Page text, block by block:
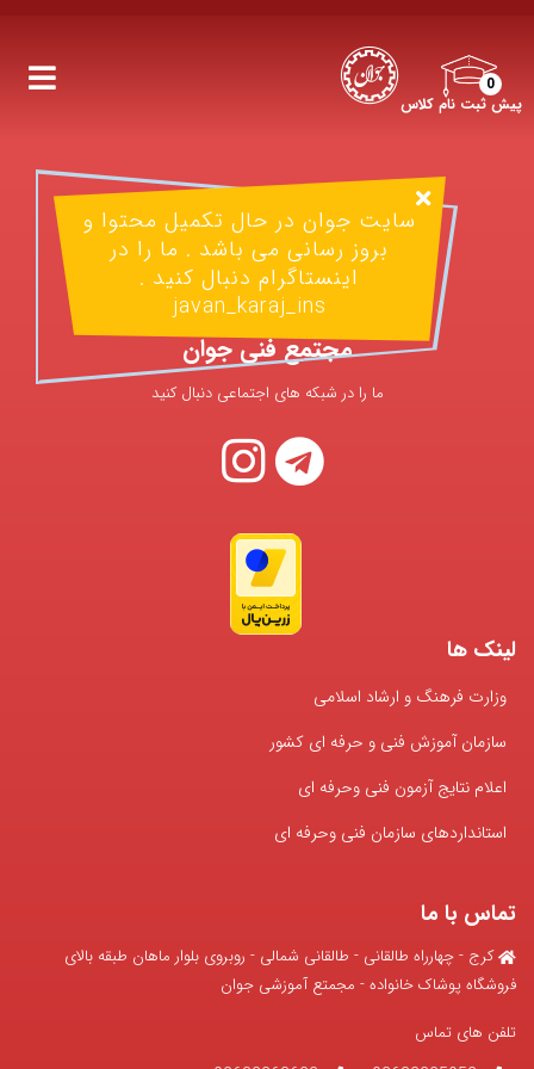
0
پیش ثبت نام کلاس
سایت جوان در حال تکمیل محتوا و
بروز رسانی می باشد . ما را در
اینستاگرام دنبال کنید .
javan_karaj_ins
مجتمع فنی جوان
ما را در شبکه های اجتماعی دنبال کنید
لینک ها
وزارت فرهنگ و ارشاد اسلامی
سازمان آموزش فنی و حرفه ای کشور
اعلام نتایج آزمون فنی وحرفه ای
استانداردهای سازمان فنی وحرفه ای
تماس با ما
کرج - چهارراه طالقانی - طالقانی شمالی - روبروی بلوار ماهان طبقه بالای
فروشگاه پوشاک خانواده - مجمتع آموزشی جوان
تلفن های تماس